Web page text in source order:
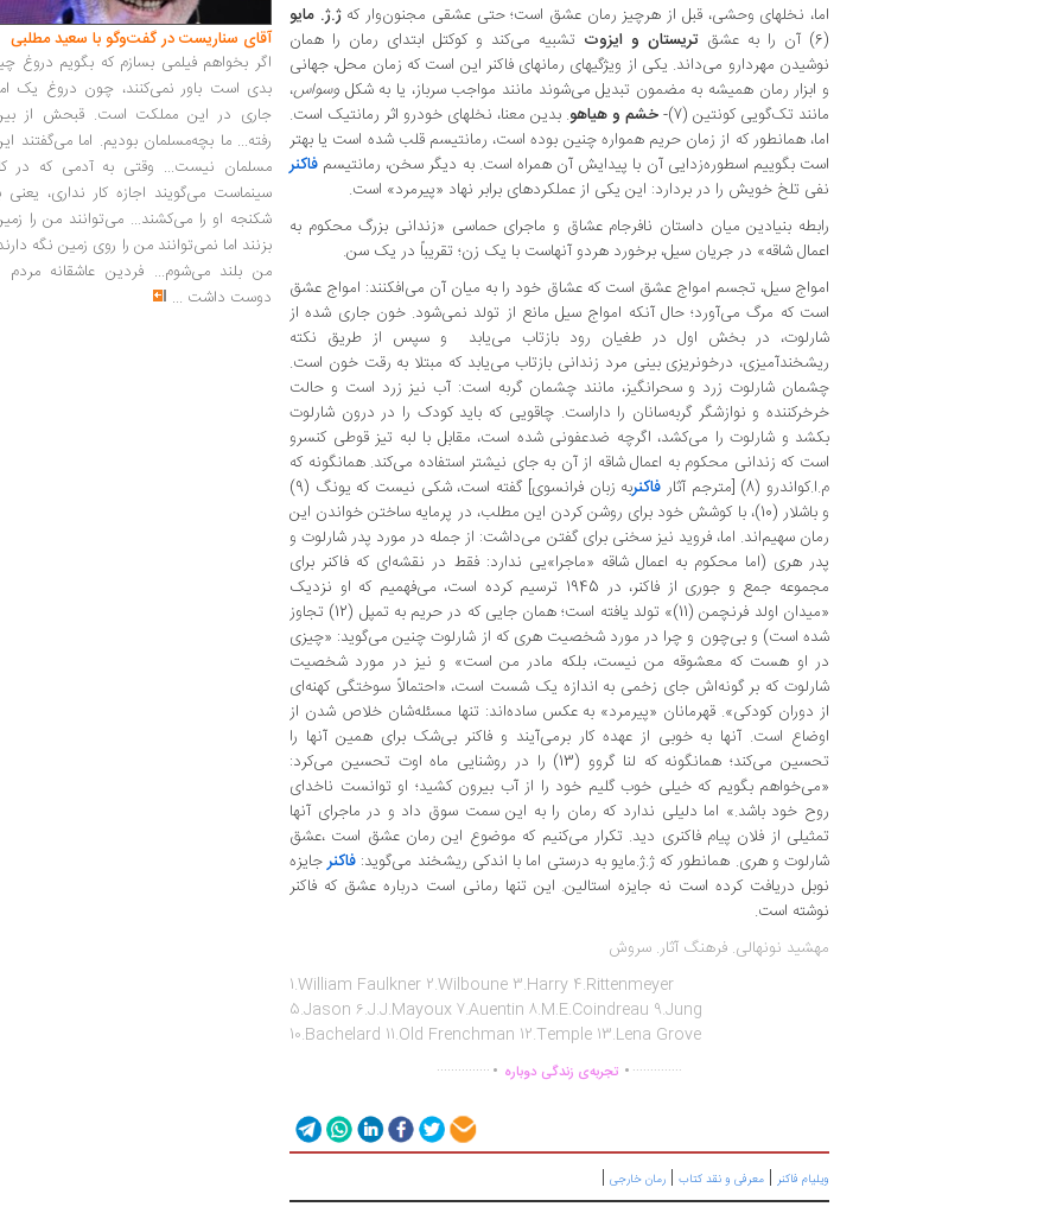
اما، نخلهای وحشی، قبل از هرچیز رمان عشق است؛ حتی عشقی مجنون‌وار کهژ.ژ. مایو
(6) آن را به عشق
تریستان و ایزوت تشبیه می‌کند و کوکتل ابتدای رمان را همان
نوشیدن مهردارو می‌داند. یکی از ویژگیهای رمانهای فاکنر این است که زمان محل، جهانی
و ابزار رمان همیشه به مضمون تبدیل می‌شوند مانند مواجب سرباز، یا به شکل وسواس،
مانند تک‌گویی کونتین (7)-
خشم و هیاهو. بدین معنا، نخلهای خودرو اثر رمانتیک است.
اما، همانطور که از زمان حریم همواره چنین بوده است، رمانتیسم قلب شده است یا بهتر
است بگوییم اسطوره‌زدایی آن با پیدایش آن همراه است. به دیگر سخن، رمانتیسم فاکنر
نفی تلخ خویش را در بردارد: این یکی از عملکردهای برابر نهاد «پیرمرد» است.
رابطه بنیادین میان داستان نافرجام عشاق و ماجرای حماسی «زندانی بزرگ محکوم به
اعمال شاقه» در جریان سیل، برخورد هردو آنهاست با یک زن؛ تقریباً در یک سن.
امواج سیل، تجسم امواج عشق است که عشاق خود را به میان آن می‌افکنند: امواج عشق
است که مرگ می‌آورد؛ حال آنکه امواج سیل مانع از تولد نمی‌شود. خون جاری شده از
شارلوت، در بخش اول در طغیان رود بازتاب می‌یابد و سپس از طریق نکته
ریشخندآمیزی، درخونریزی بینی مرد زندانی بازتاب می‌یابد که مبتلا به رقت خون است.
چشمان شارلوت زرد و سحرانگیز، مانند چشمان گربه است: آب نیز زرد است و حالت
خرخرکننده و نوازشگر گربه‌سانان را داراست. چاقویی که باید کودک را در درون شارلوت
بکشد و شارلوت را می‌کشد، اگرچه ضدعفونی شده است، مقابل با لبه تیز قوطی کنسرو
است که زندانی محکوم به اعمال شاقه از آن به جای نیشتر استفاده می‌کند. همانگونه که
م.ا.کواندرو (8) [مترجم آثار
فاکنر
به زبان فرانسوی] گفته است، شکی نیست که یونگ (9)
و باشلار (10)، با کوشش خود برای روشن کردن این مطلب، در پرمایه ساختن خواندن این
رمان سهیم‌اند. اما، فروید نیز سخنی برای گفتن می‌داشت: از جمله در مورد پدر شارلوت و
پدر هری (اما محکوم به اعمال شاقه «ماجرا»یی ندارد: فقط در نقشه‌ای که فاکنر برای
مجموعه جمع و جوری از فاکنر، در 1945 ترسیم کرده است، می‌فهمیم که او نزدیک
«میدان اولد فرنچمن (11)» تولد یافته است؛ همان جایی که در حریم به تمپل (12) تجاوز
شده است) و بی‌چون و چرا در مورد شخصیت هری که از شارلوت چنین می‌گوید: «چیزی
در او هست که معشوقه من نیست، بلکه مادر من است» و نیز در مورد شخصیت
شارلوت که بر گونه‌اش جای زخمی به اندازه یک شست است، «احتمالاً سوختگی کهنه‌ای
از دوران کودکی». قهرمانان «پیرمرد» به عکس ساده‌اند: تنها مسئله‌شان خلاص شدن از
اوضاع است. آنها به خوبی از عهده کار برمی‌آیند و فاکنر بی‌شک برای همین آنها را
تحسین می‌کند؛ همانگونه که لنا گروو (13) را در روشنایی ماه اوت تحسین می‌کرد:
«می‌خواهم بگویم که خیلی خوب گلیم خود را از آب بیرون کشید؛ او توانست ناخدای
روح خود باشد.» اما دلیلی ندارد که رمان را به این سمت سوق داد و در ماجرای آنها
تمثیلی از فلان پیام فاکنری دید. تکرار می‌کنیم که موضوع این رمان عشق است ،عشق
شارلوت و هری. همانطور که ژ.ژ.مایو به درستی اما با اندکی ریشخند می‌گوید: فاکنرجایزه
نوبل دریافت کرده است نه جایزه استالین. این تنها رمانی است درباره عشق که فاکنر
نوشته است.
مهشید نونهالی. فرهنگ آثار. سروش
1.William Faulkner 2.Wilboune 3.Harry 4.Rittenmeyer
5.Jason 6.J.J.Mayoux 7.Auentin 8.M.E.Coindreau 9.Jung
10.Bachelard 11.Old Frenchman 12.Temple 13.Lena Grove
............... . تجربه‌ی زندگی دوباره...............
ویلیام فاکنر | معرفی و نقد کتاب | رمان خارجی |
آقای سناریست در گفت‌وگو با سعید مطلبی
اگر بخواهم فیلمی بسازم که بگویم دروغ
بدی است باور نمی‌کنند، چون دروغ یک
جاری در این مملکت است. قبحش از
رفته... ما بچه‌مسلمان بودیم. اما می‌گفتند
مسلمان نیست... وقتی به آدمی که در
سینماست می‌گویند اجازه کار نداری، یعنی
شکنجه او را می‌کشند... می‌توانند من را
بزنند اما نمی‌توانند من را روی زمین نگه
من بلند می‌شوم... فردین عاشقانه مردم
دوست داشت ...